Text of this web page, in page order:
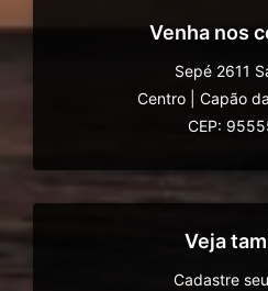
Venha nos
Sepé 2611
Centro
Capão
CEP:
Veja
Cadastre